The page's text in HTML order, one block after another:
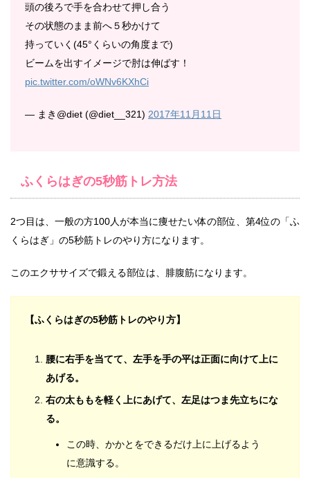
頭の後ろで手を合わせて押し合う
その状態のまま前へ５秒かけて
持っていく(45°くらいの角度まで)
ビームを出すイメージで肘は伸ばす！
pic.twitter.com/oWNv6KXhCi
— まき@diet (@diet__321) 2017年11月11日
ふくらはぎの5秒筋トレ方法
2つ目は、一般の方100人が本当に痩せたい体の部位、第4位の「ふ
くらはぎ」の5秒筋トレのやり方になります。
このエクササイズで鍛える部位は、腓腹筋になります。
【ふくらはぎの5秒筋トレのやり方】
腰に右手を当てて、左手を手の平は正面に向けて上に
あげる。
右の太ももを軽く上にあげて、左足はつま先立ちにな
る。
この時、かかとをできるだけ上に上げるよう
に意識する。